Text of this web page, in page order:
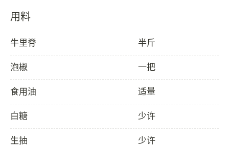
用料
牛里脊 半斤
泡椒 一把
食用油 适量
白糖 少许
生抽 少许